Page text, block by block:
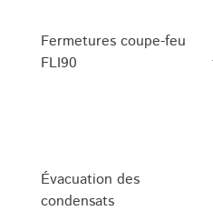
Fermetures coupe-feu
FLI90
Évacuation des
condensats